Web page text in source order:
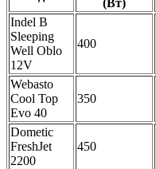
(Вт)
Indel B
Sleeping
Well Oblo
12V
400
Webasto
Cool Top
Evo 40
350
Dometic
FreshJet
2200
450